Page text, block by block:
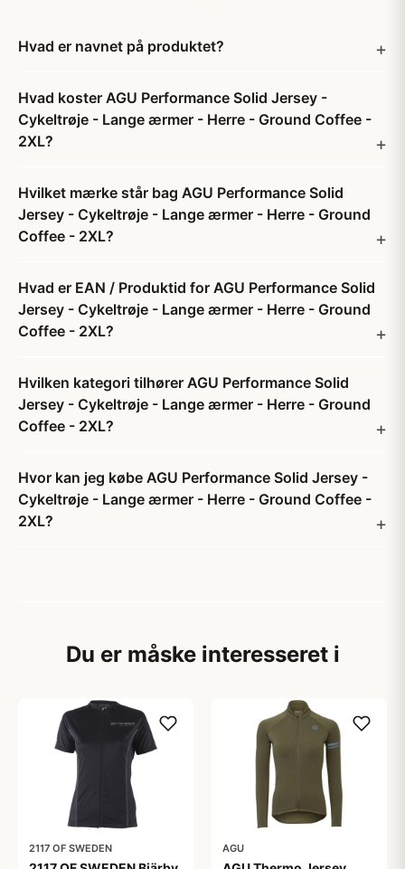
Hvad er navnet på produktet?
Hvad koster AGU Performance Solid Jersey -
Cykeltrøje - Lange ærmer - Herre - Ground Coffee -
2XL?
Hvilket mærke står bag AGU Performance Solid
Jersey - Cykeltrøje - Lange ærmer - Herre - Ground
Coffee - 2XL?
Hvad er EAN / Produktid for AGU Performance Solid
Jersey - Cykeltrøje - Lange ærmer - Herre - Ground
Coffee - 2XL?
Hvilken kategori tilhører AGU Performance Solid
Jersey - Cykeltrøje - Lange ærmer - Herre - Ground
Coffee - 2XL?
Hvor kan jeg købe AGU Performance Solid Jersey -
Cykeltrøje - Lange ærmer - Herre - Ground Coffee -
2XL?
Du er måske interesseret i
2117 OF SWEDEN AGU